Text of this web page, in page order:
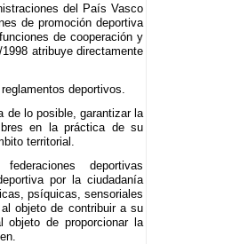
del País Vasco
de promoción deportiva
de cooperación y
atribuye directamente
deportivos.
de lo posible, garantizar la
en la práctica de su
territorial.
deportivas
por la ciudadanía
psíquicas, sensoriales
objeto de contribuir a su
objeto de proporcionar la